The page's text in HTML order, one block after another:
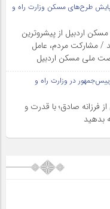
طرح‌های مسکن وزارت راه و
اردبیل از پیشروترین
مشارکت مردم، عامل
ملی مسکن اردبیل
در وزارت راه و
فرزانه صادق؛ با قدرت و
بدهید